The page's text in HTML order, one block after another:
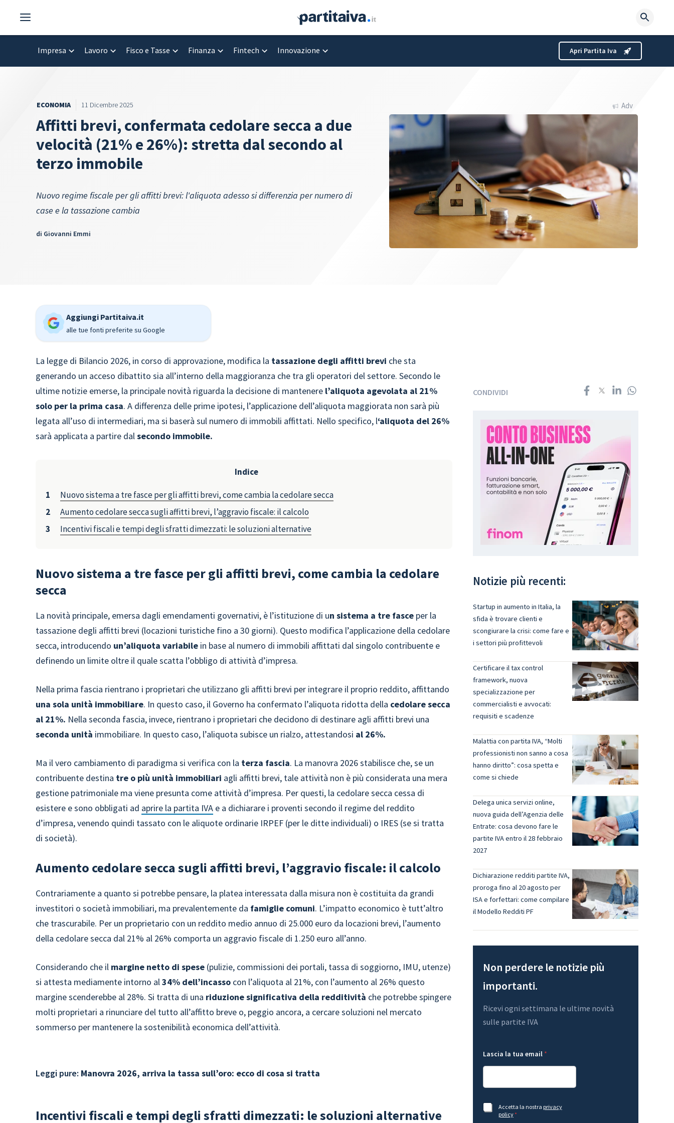
contenuto
Impresa Lavoro Fisco e Tasse Finanza Fintech Innovazione Apri Partita Iva
ECONOMIA 11 Dicembre 2025
Affitti brevi, confermata cedolare secca a due
velocità (21% e 26%): stretta dal secondo al
terzo immobile
Nuovo regime fiscale per gli affitti brevi: l'aliquota adesso si differenzia per numero di
case e la tassazione cambia
di Giovanni Emmi
Adv
Aggiungi Partitaiva.it
alle tue fonti preferite su Google
La legge di Bilancio 2026, in corso di approvazione, modifica la tassazione degli affitti brevi che sta
generando un acceso dibattito sia all’interno della maggioranza che tra gli operatori del settore. Secondo le
ultime notizie emerse, la principale novità riguarda la decisione di mantenere l’aliquota agevolata al 21%
solo per la prima casa. A differenza delle prime ipotesi, l’applicazione dell’aliquota maggiorata non sarà più
legata all’uso di intermediari, ma si baserà sul numero di immobili affittati. Nello specifico, l‘aliquota del 26%
sarà applicata a partire dalsecondo immobile.
Indice
Nuovo sistema a tre fasce per gli affitti brevi, come cambia la cedolare secca
Aumento cedolare secca sugli affitti brevi, l’aggravio fiscale: il calcolo
Incentivi fiscali e tempi degli sfratti dimezzati: le soluzioni alternative
Nuovo sistema a tre fasce per gli affitti brevi, come cambia la cedolare
secca
La novità principale, emersa dagli emendamenti governativi, è l’istituzione di un sistema a tre fasce per la
tassazione degli affitti brevi (locazioni turistiche fino a 30 giorni). Questo modifica l’applicazione della cedolare
secca, introducendo un’aliquota variabile in base al numero di immobili affittati dal singolo contribuente e
definendo un limite oltre il quale scatta l’obbligo di attività d’impresa.
Nella prima fascia rientrano i proprietari che utilizzano gli affitti brevi per integrare il proprio reddito, affittando
una sola unità immobiliare. In questo caso, il Governo ha confermato l’aliquota ridotta della cedolare secca
al 21%. Nella seconda fascia, invece, rientrano i proprietari che decidono di destinare agli affitti brevi una
seconda unità immobiliare. In questo caso, l’aliquota subisce un rialzo, attestandosi al 26%.
Ma il vero cambiamento di paradigma si verifica con la terza fascia. La manovra 2026 stabilisce che, se un
contribuente destina tre o più unità immobiliari agli affitti brevi, tale attività non è più considerata una mera
gestione patrimoniale ma viene presunta come attività d’impresa. Per questi, la cedolare secca cessa di
esistere e sono obbligati ad aprire la partita IVA e a dichiarare i proventi secondo il regime del reddito
d’impresa, venendo quindi tassato con le aliquote ordinarie IRPEF (per le ditte individuali) o IRES (se si tratta
di società).
Aumento cedolare secca sugli affitti brevi, l’aggravio fiscale: il calcolo
Contrariamente a quanto si potrebbe pensare, la platea interessata dalla misura non è costituita da grandi
investitori o società immobiliari, ma prevalentemente da famiglie comuni. L’impatto economico è tutt’altro
che trascurabile. Per un proprietario con un reddito medio annuo di 25.000 euro da locazioni brevi, l’aumento
della cedolare secca dal 21% al 26% comporta un aggravio fiscale di 1.250 euro all’anno.
Considerando che il margine netto di spese (pulizie, commissioni dei portali, tassa di soggiorno, IMU, utenze)
si attesta mediamente intorno al34% dell’incasso con l’aliquota al 21%, con l’aumento al 26% questo
margine scenderebbe al 28%. Si tratta di una riduzione significativa della redditività che potrebbe spingere
molti proprietari a rinunciare del tutto all’affitto breve o, peggio ancora, a cercare soluzioni nel mercato
sommerso per mantenere la sostenibilità economica dell’attività.​
Leggi pure: Manovra 2026, arriva la tassa sull’oro: ecco di cosa si tratta
Incentivi fiscali e tempi degli sfratti dimezzati: le soluzioni alternative
CONDIVIDI
Notizie più recenti:
Startup in aumento in Italia, la
sfida è trovare clienti e
scongiurare la crisi: come fare e
i settori più profittevoli
Certificare il tax control
framework, nuova
specializzazione per
commercialisti e avvocati:
requisiti e scadenze
Malattia con partita IVA, “Molti
professionisti non sanno a cosa
hanno diritto”: cosa spetta e
come si chiede
Delega unica servizi online,
nuova guida dell’Agenzia delle
Entrate: cosa devono fare le
partite IVA entro il 28 febbraio
2027
Dichiarazione redditi partite IVA,
proroga fino al 20 agosto per
ISA e forfettari: come compilare
il Modello Redditi PF
Non perdere le notizie più
importanti.
Ricevi ogni settimana le ultime novità
sulle partite IVA
u
c
t
t
Lascia la tua email *
DA
c
Accetta la nostra privacy
policy*